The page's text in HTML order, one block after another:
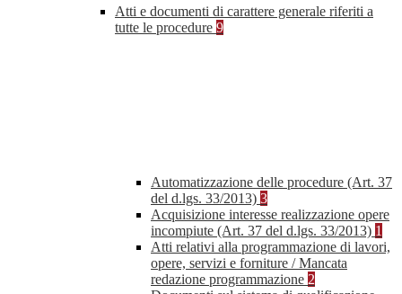
Atti e documenti di carattere generale riferiti a
tutte le procedure 9
Automatizzazione delle procedure (Art. 37
del d.lgs. 33/2013) 3
Acquisizione interesse realizzazione opere
incompiute (Art. 37 del d.lgs. 33/2013) 1
Atti relativi alla programmazione di lavori,
opere, servizi e forniture / Mancata
redazione programmazione 2